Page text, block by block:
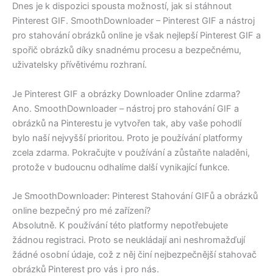
Dnes je k dispozici spousta možností, jak si stáhnout
Pinterest GIF. SmoothDownloader – Pinterest GIF a nástroj
pro stahování obrázků online je však nejlepší Pinterest GIF a
spořič obrázků díky snadnému procesu a bezpečnému,
uživatelsky přívětivému rozhraní.
Je Pinterest GIF a obrázky Downloader Online zdarma?
Ano. SmoothDownloader – nástroj pro stahování GIF a
obrázků na Pinterestu je vytvořen tak, aby vaše pohodlí
bylo naší nejvyšší prioritou. Proto je používání platformy
zcela zdarma. Pokračujte v používání a zůstaňte naladěni,
protože v budoucnu odhalíme další vynikající funkce.
Je SmoothDownloader: Pinterest Stahování GIFů a obrázků
online bezpečný pro mé zařízení?
Absolutně. K používání této platformy nepotřebujete
žádnou registraci. Proto se neukládají ani neshromažďují
žádné osobní údaje, což z něj činí nejbezpečnější stahovač
obrázků Pinterest pro vás i pro nás.